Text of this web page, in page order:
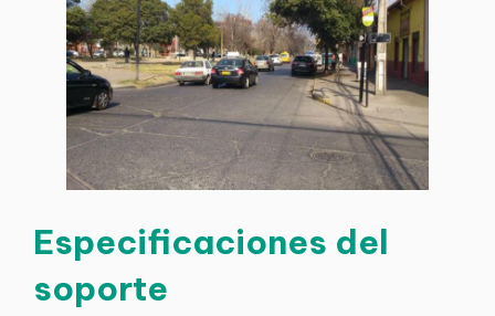
Especificaciones del
soporte